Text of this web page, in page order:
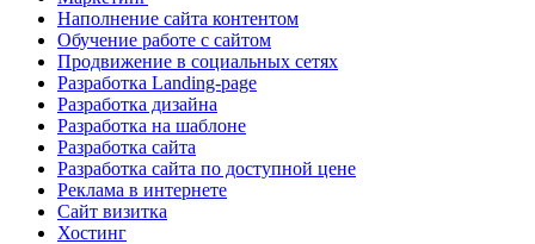
Наполнение сайта контентом
Обучение работе с сайтом
Продвижение в социальных сетях
Разработка Landing-page
Разработка дизайна
Разработка на шаблоне
Разработка сайта
Разработка сайта по доступной цене
Реклама в интернете
Сайт визитка
Хостинг